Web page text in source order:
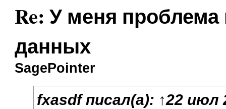
Re: У меня
данных
SagePointer
fxasdfписал(а): ↑22 июл